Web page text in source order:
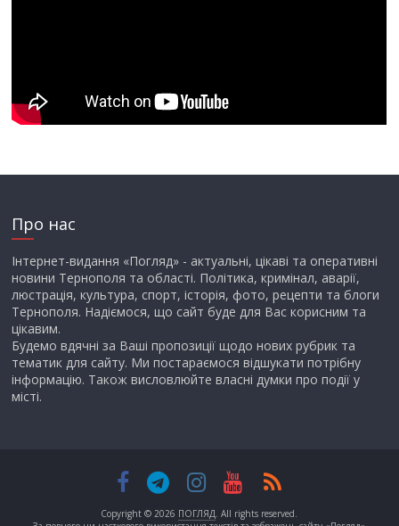
Про нас
Інтернет-видання «Погляд» - актуальні, цікаві та оперативні
новини Тернополя та області. Політика, кримінал, аварії,
люстрація, культура, спорт, історія, фото, рецепти та блоги
Тернополя. Надіємося, що сайт буде для Вас корисним та
цікавим.
Будемо вдячні за Ваші пропозиції щодо нових рубрик та
тематик для сайту. Ми постараємося відшукати потрібну
інформацію. Також висловлюйте власні думки про події у
місті.
Copyright © 2026 ПОГЛЯД. All rights reserved.